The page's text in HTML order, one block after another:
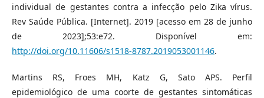
individual de gestantes contra a infecção pelo Zika vírus.
Rev Saúde Pública. [Internet]. 2019 [acesso em 28 de junho
de 2023];53:e72. Disponível em:
http://doi.org/10.11606/s1518-8787.2019053001146.
Martins RS, Froes MH, Katz G, Sato APS. Perfil
epidemiológico de uma coorte de gestantes sintomáticas